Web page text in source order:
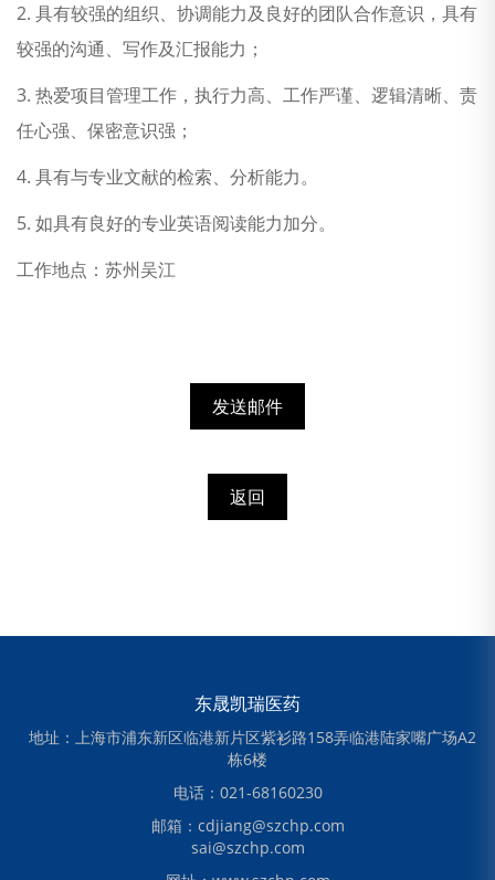
2. 具有较强的组织、协调能力及良好的团队合作意识，具有
较强的沟通、写作及汇报能力；
3. 热爱项目管理工作，执行力高、工作严谨、逻辑清晰、责
任心强、保密意识强；
4. 具有与专业文献的检索、分析能力。
5. 如具有良好的专业英语阅读能力加分。
工作地点：苏州吴江
发送邮件
返回
东晟凯瑞医药
地址：上海市浦东新区临港新片区紫衫路158弄临港陆家嘴广场A2
栋6楼
电话：021-68160230
邮箱：cdjiang@szchp.com
sai@szchp.com